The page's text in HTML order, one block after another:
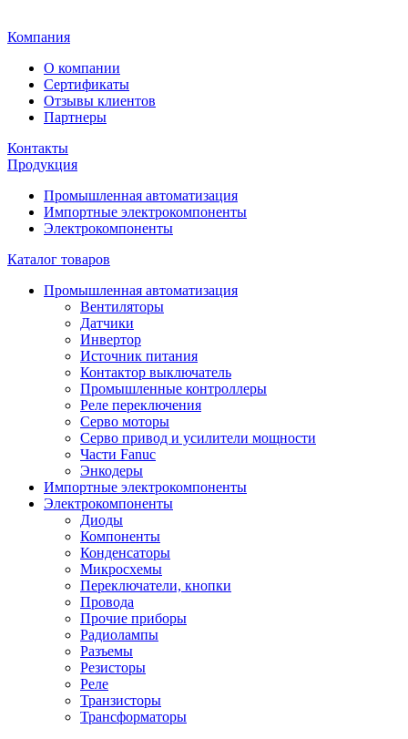
Компания
О компании
Сертификаты
Отзывы клиентов
Партнеры
Контакты
Продукция
Промышленная автоматизация
Импортные электрокомпоненты
Электрокомпоненты
Каталог товаров
Промышленная автоматизация
Вентиляторы
Датчики
Инвертор
Источник питания
Контактор выключатель
Промышленные контроллеры
Реле переключения
Серво моторы
Серво привод и усилители мощности
Части Fanuc
Энкодеры
Импортные электрокомпоненты
Электрокомпоненты
Диоды
Компоненты
Конденсаторы
Микросхемы
Переключатели, кнопки
Провода
Прочие приборы
Радиолампы
Разъемы
Резисторы
Реле
Транзисторы
Трансформаторы